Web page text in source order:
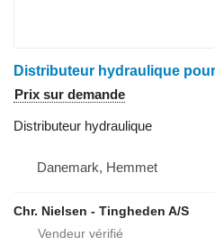
Distributeur hydraulique
Prix sur demande
Distributeur hydraulique
Danemark, Hemmet
Chr. Nielsen - Tingheden A/S